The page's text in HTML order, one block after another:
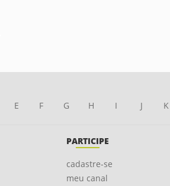
E F G H I J K
PARTICIPE
cadastre-se
meu canal